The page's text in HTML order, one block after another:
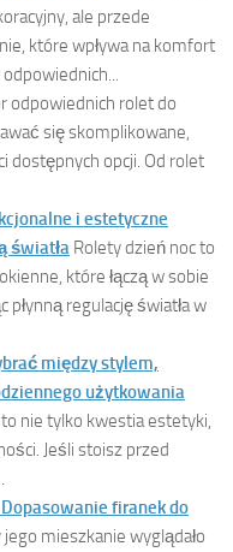
ale przede
które wpływa na komfort
odpowiednich rolet do
się skomplikowane,
dostępnych opcji. Od rolet
i estetyczne
światła Rolety dzień noc to
które łączą w sobie
regulację światła w
między stylem,
użytkowania
nie tylko kwestia estetyki,
Jeśli stoisz przed
firanek do
jego mieszkanie wyglądało